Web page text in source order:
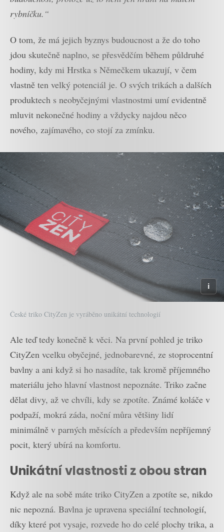
rybníčku.“
O tom, že má jejich byznys budoucnost a že do toho
jdou skutečně naplno, se přesvědčím během půldruhé
hodiny, kdy mi Hrstka s Němečkem ukazují, v čem
vlastně ten velký potenciál je. O svých trikách a dalších
produktech s neobyčejnými vlastnostmi umí evidentně
mluvit nekonečné hodiny a vždycky najdou něco
nového, zajímavého, co stojí za zmínku.
České triko CityZen je vyráběno unikátní technologií
Ale teď tedy konečně k věci. Na první pohled je triko
CityZen vcelku obyčejné, jednobarevné, ze stoprocentní
bavlny a ani když si ho nasadíte, tak kromě příjemného
materiálu jeho hlavní vlastnost nepoznáte. Triko začne
dělat divy, až ve chvíli, kdy se zpotíte. Známé koláče v
podpaží, mokrá záda, noční můra většiny lidí
minimálně v parných měsících a především nepříjemný
pocit, který ubírá na komfortu.
Unikátní vlastnosti z obou stran
Když ale na sobě máte triko CityZen a zpotíte se, nikdo
nic nepozná. Bavlna je upravena speciální technologií,
díky které pot vysaje, rozvede ho do celé plochy trika, a